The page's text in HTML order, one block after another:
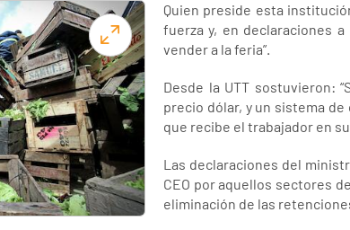
Quien preside esta
fuerza y, en declaraciones
vender a la feria”.
Desde la UTT sostuvieron:
precio dólar, y un sistema
que recibe el trabajador en
Las declaraciones del
CEO por aquellos sectores
eliminación de las